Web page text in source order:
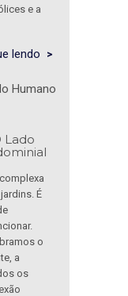
e a
lendo
Lado
É
o
a
os